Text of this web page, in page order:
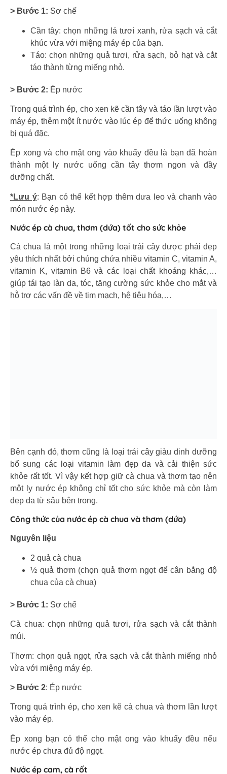
> Bước 1: Sơ chế
Cần tây: chọn những lá tươi xanh, rửa sạch và cắt
khúc vừa với miệng máy ép của bạn.
Táo: chọn những quả tươi, rửa sạch, bỏ hạt và cắt
táo thành từng miếng nhỏ.
> Bước 2: Ép nước
Trong quá trình ép, cho xen kẽ cần tây và táo lần lượt vào
máy ép, thêm một ít nước vào lúc ép để thức uống không
bị quá đặc.
Ép xong và cho mật ong vào khuấy đều là bạn đã hoàn
thành một ly nước uống cần tây thơm ngon và đầy
dưỡng chất.
*Lưu ý: Bạn có thể kết hợp thêm dưa leo và chanh vào
món nước ép này.
Nước ép cà chua, thơm (dứa) tốt cho sức khỏe
Cà chua là một trong những loại trái cây được phái đẹp
yêu thích nhất bởi chúng chứa nhiều vitamin C, vitamin A,
vitamin K, vitamin B6 và các loại chất khoáng khác,…
giúp tái tạo làn da, tóc, tăng cường sức khỏe cho mắt và
hỗ trợ các vấn đề về tim mạch, hệ tiêu hóa,…
Bên cạnh đó, thơm cũng là loại trái cây giàu dinh dưỡng
bổ sung các loại vitamin làm đẹp da và cải thiện sức
khỏe rất tốt. Vì vậy kết hợp giữ cà chua và thơm tạo nên
một ly nước ép không chỉ tốt cho sức khỏe mà còn làm
đẹp da từ sâu bên trong.
Công thức của nước ép cà chua và thơm (dứa)
Nguyên liệu
2 quả cà chua
½ quả thơm (chọn quả thơm ngọt để cân bằng độ
chua của cà chua)
> Bước 1: Sơ chế
Cà chua: chọn những quả tươi, rửa sạch và cắt thành
múi.
Thơm: chọn quả ngọt, rửa sạch và cắt thành miếng nhỏ
vừa với miệng máy ép.
> Bước 2: Ép nước
Trong quá trình ép, cho xen kẽ cà chua và thơm lần lượt
vào máy ép.
Ép xong bạn có thể cho mật ong vào khuấy đều nếu
nước ép chưa đủ độ ngọt.
Nước ép cam, cà rốt